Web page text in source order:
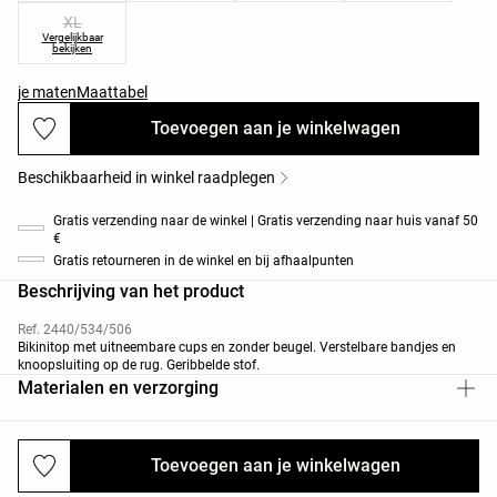
XL
Vergelijkbaar
bekijken
je matenMaattabel
Toevoegen aan je winkelwagen
Toevoegen aan je winkelwagen
Beschikbaarheid in winkel raadplegen
Gratis verzending naar de winkel | Gratis verzending naar huis vanaf 50
€
Gratis retourneren in de winkel en bij afhaalpunten
Beschrijving van het product
Ref. 2440/534/506
Bikinitop met uitneembare cups en zonder beugel. Verstelbare bandjes en
knoopsluiting op de rug. Geribbelde stof.
Materialen en verzorging
Verzendingen en retourneringen